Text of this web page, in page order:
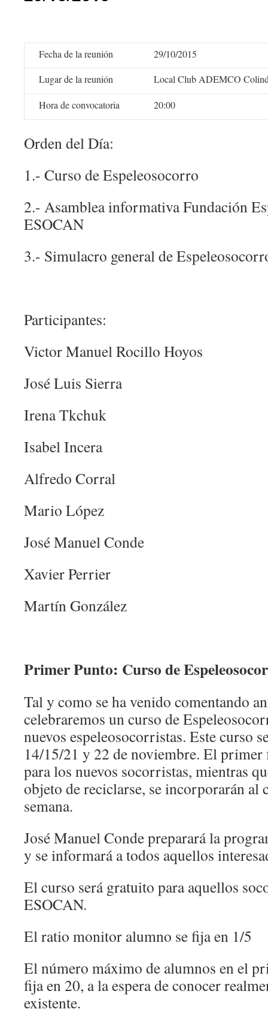
Fecha de la reunión
29/10/2015
Lugar de la reunión
Local Club ADEMCO
Hora de convocatoria 20:00
Orden del Día:
1.- Curso de Espeleosocorro
2.- Asamblea informativa Fundación
ESOCAN
3.- Simulacro general de
Participantes:
Victor Manuel Rocillo Hoyos
José Luis Sierra
Irena Tkchuk
Isabel Incera
Alfredo Corral
Mario López
José Manuel Conde
Xavier Perrier
Martín González
Primer Punto: Curso de
Tal y como se ha venido comentando
celebraremos un curso de
nuevos espeleosocorristas. Este curso
14/15/21 y 22 de noviembre. El primer
para los nuevos socorristas, mientras
objeto de reciclarse, se incorporarán al
semana.
José Manuel Conde preparará la
y se informará a todos aquellos
El curso será gratuito para aquellos
ESOCAN.
El ratio monitor alumno se fija en 1/5
El número máximo de alumnos en el
fija en 20, a la espera de conocer
existente.